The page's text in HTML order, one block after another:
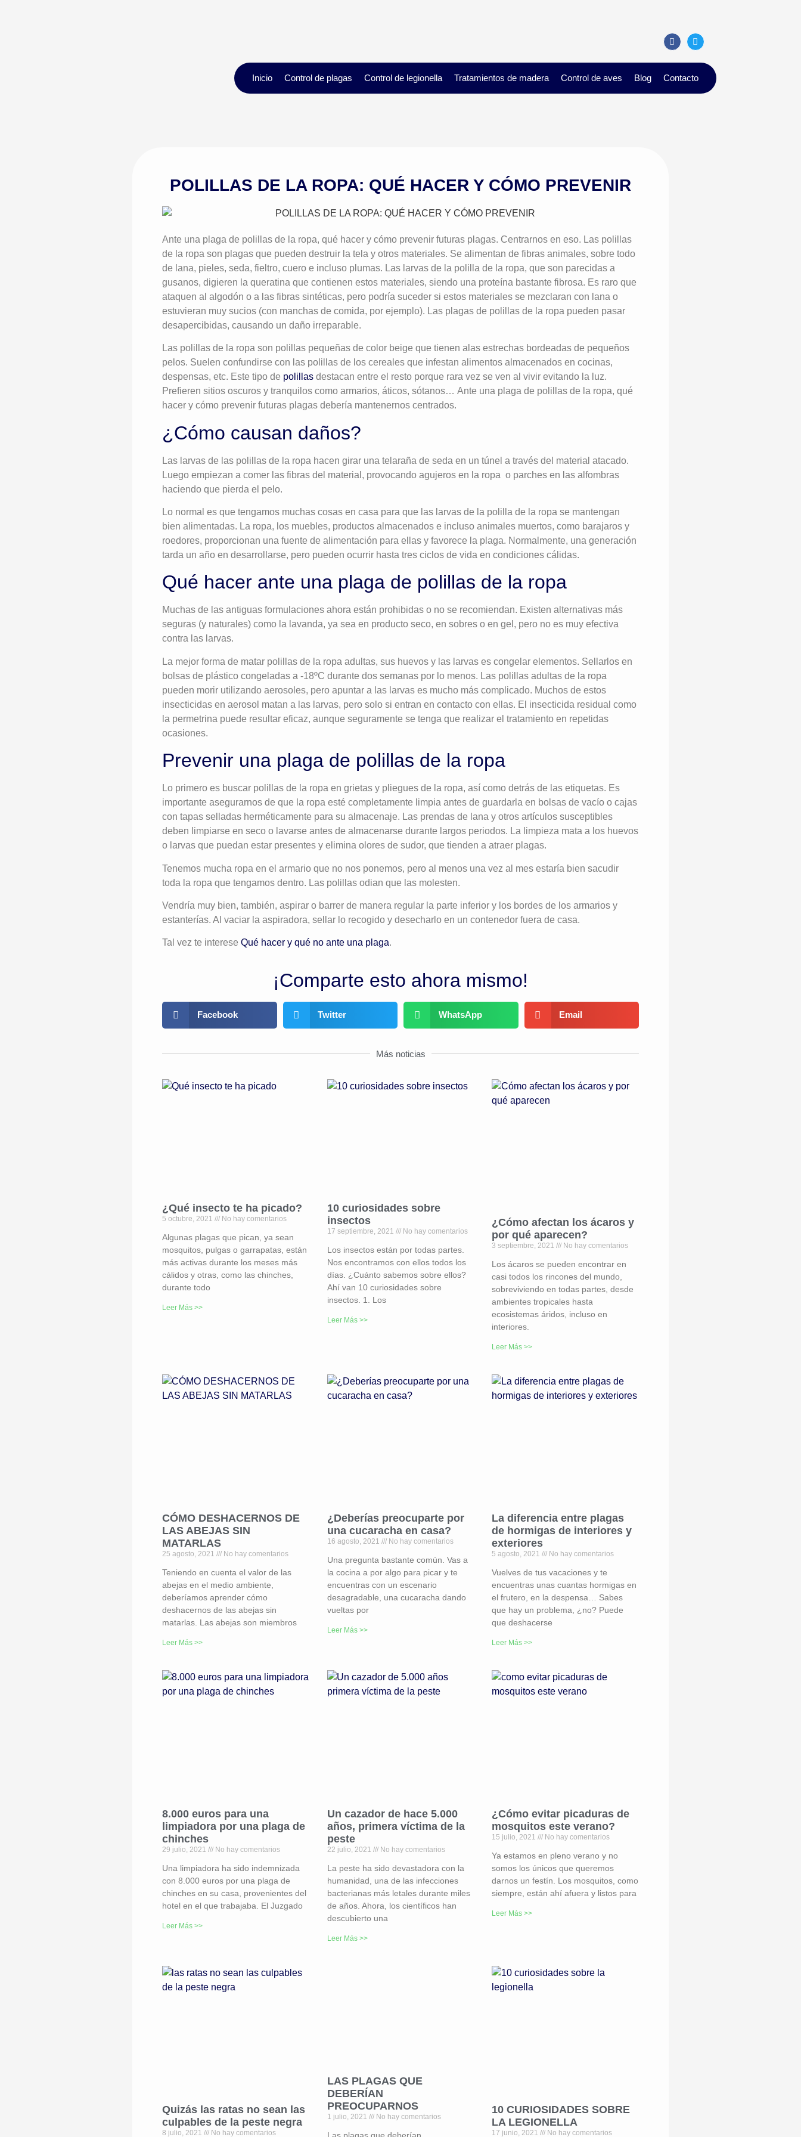
Inicio Control de plagas Control de legionella Tratamientos de madera Control de aves Blog Contacto
POLILLAS DE LA ROPA: QUÉ HACER Y CÓMO PREVENIR
Ante una plaga de polillas de la ropa, qué hacer y cómo prevenir futuras plagas. Centrarnos en eso. Las polillas
de la ropa son plagas que pueden destruir la tela y otros materiales. Se alimentan de fibras animales, sobre todo
de lana, pieles, seda, fieltro, cuero e incluso plumas. Las larvas de la polilla de la ropa, que son parecidas a
gusanos, digieren la queratina que contienen estos materiales, siendo una proteína bastante fibrosa. Es raro que
ataquen al algodón o a las fibras sintéticas, pero podría suceder si estos materiales se mezclaran con lana o
estuvieran muy sucios (con manchas de comida, por ejemplo). Las plagas de polillas de la ropa pueden pasar
desapercibidas, causando un daño irreparable.
Las polillas de la ropa son polillas pequeñas de color beige que tienen alas estrechas bordeadas de pequeños
pelos. Suelen confundirse con las polillas de los cereales que infestan alimentos almacenados en cocinas,
despensas, etc. Este tipo de polillas destacan entre el resto porque rara vez se ven al vivir evitando la luz.
Prefieren sitios oscuros y tranquilos como armarios, áticos, sótanos… Ante una plaga de polillas de la ropa, qué
hacer y cómo prevenir futuras plagas debería mantenernos centrados.
¿Cómo causan daños?
Las larvas de las polillas de la ropa hacen girar una telaraña de seda en un túnel a través del material atacado.
Luego empiezan a comer las fibras del material, provocando agujeros en la ropa o parches en las alfombras
haciendo que pierda el pelo.
Lo normal es que tengamos muchas cosas en casa para que las larvas de la polilla de la ropa se mantengan
bien alimentadas. La ropa, los muebles, productos almacenados e incluso animales muertos, como barajaros y
roedores, proporcionan una fuente de alimentación para ellas y favorece la plaga. Normalmente, una generación
tarda un año en desarrollarse, pero pueden ocurrir hasta tres ciclos de vida en condiciones cálidas.
Qué hacer ante una plaga de polillas de la ropa
Muchas de las antiguas formulaciones ahora están prohibidas o no se recomiendan. Existen alternativas más
seguras (y naturales) como la lavanda, ya sea en producto seco, en sobres o en gel, pero no es muy efectiva
contra las larvas.
La mejor forma de matar polillas de la ropa adultas, sus huevos y las larvas es congelar elementos. Sellarlos en
bolsas de plástico congeladas a -18ºC durante dos semanas por lo menos. Las polillas adultas de la ropa
pueden morir utilizando aerosoles, pero apuntar a las larvas es mucho más complicado. Muchos de estos
insecticidas en aerosol matan a las larvas, pero solo si entran en contacto con ellas. El insecticida residual como
la permetrina puede resultar eficaz, aunque seguramente se tenga que realizar el tratamiento en repetidas
ocasiones.
Prevenir una plaga de polillas de la ropa
Lo primero es buscar polillas de la ropa en grietas y pliegues de la ropa, así como detrás de las etiquetas. Es
importante asegurarnos de que la ropa esté completamente limpia antes de guardarla en bolsas de vacío o cajas
con tapas selladas herméticamente para su almacenaje. Las prendas de lana y otros artículos susceptibles
deben limpiarse en seco o lavarse antes de almacenarse durante largos periodos. La limpieza mata a los huevos
o larvas que puedan estar presentes y elimina olores de sudor, que tienden a atraer plagas.
Tenemos mucha ropa en el armario que no nos ponemos, pero al menos una vez al mes estaría bien sacudir
toda la ropa que tengamos dentro. Las polillas odian que las molesten.
Vendría muy bien, también, aspirar o barrer de manera regular la parte inferior y los bordes de los armarios y
estanterías. Al vaciar la aspiradora, sellar lo recogido y desecharlo en un contenedor fuera de casa.
Tal vez te interese Qué hacer y qué no ante una plaga.
¡Comparte esto ahora mismo!
Facebook Twitter WhatsApp Email
Más noticias
¿Qué insecto te ha picado?
5 octubre, 2021 No hay comentarios
Algunas plagas que pican, ya sean
mosquitos, pulgas o garrapatas, están
más activas durante los meses más
cálidos y otras, como las chinches,
durante todo
Leer Más >>
10 curiosidades sobre
insectos
17 septiembre, 2021 No hay comentarios
Los insectos están por todas partes.
Nos encontramos con ellos todos los
días. ¿Cuánto sabemos sobre ellos?
Ahí van 10 curiosidades sobre
insectos. 1. Los
Leer Más >>
¿Cómo afectan los ácaros y
por qué aparecen?
3 septiembre, 2021 No hay comentarios
Los ácaros se pueden encontrar en
casi todos los rincones del mundo,
sobreviviendo en todas partes, desde
ambientes tropicales hasta
ecosistemas áridos, incluso en
interiores.
Leer Más >>
CÓMO DESHACERNOS DE
LAS ABEJAS SIN
MATARLAS
25 agosto, 2021 No hay comentarios
Teniendo en cuenta el valor de las
abejas en el medio ambiente,
deberíamos aprender cómo
deshacernos de las abejas sin
matarlas. Las abejas son miembros
Leer Más >>
¿Deberías preocuparte por
una cucaracha en casa?
16 agosto, 2021 No hay comentarios
Una pregunta bastante común. Vas a
la cocina a por algo para picar y te
encuentras con un escenario
desagradable, una cucaracha dando
vueltas por
Leer Más >>
La diferencia entre plagas
de hormigas de interiores y
exteriores
5 agosto, 2021 No hay comentarios
Vuelves de tus vacaciones y te
encuentras unas cuantas hormigas en
el frutero, en la despensa… Sabes
que hay un problema, ¿no? Puede
que deshacerse
Leer Más >>
8.000 euros para una
limpiadora por una plaga de
chinches
29 julio, 2021 No hay comentarios
Una limpiadora ha sido indemnizada
con 8.000 euros por una plaga de
chinches en su casa, provenientes del
hotel en el que trabajaba. El Juzgado
Leer Más >>
Un cazador de hace 5.000
años, primera víctima de la
peste
22 julio, 2021 No hay comentarios
La peste ha sido devastadora con la
humanidad, una de las infecciones
bacterianas más letales durante miles
de años. Ahora, los científicos han
descubierto una
Leer Más >>
¿Cómo evitar picaduras de
mosquitos este verano?
15 julio, 2021 No hay comentarios
Ya estamos en pleno verano y no
somos los únicos que queremos
darnos un festín. Los mosquitos, como
siempre, están ahí afuera y listos para
Leer Más >>
Quizás las ratas no sean las
culpables de la peste negra
8 julio, 2021 No hay comentarios
LAS PLAGAS QUE
DEBERÍAN
PREOCUPARNOS
1 julio, 2021 No hay comentarios
Las plagas que deberían
10 CURIOSIDADES SOBRE
LA LEGIONELLA
17 junio, 2021 No hay comentarios